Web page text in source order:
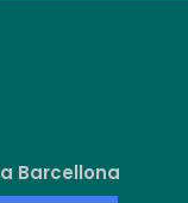
Barcellona